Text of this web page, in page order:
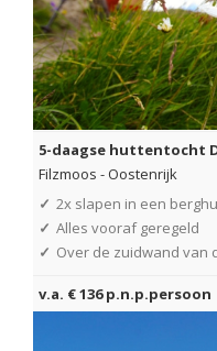
5-daagse huttentocht
Filzmoos -Oostenrijk
✓ 2x slapen in een
✓ Alles vooraf geregeld
✓ Over de zuidwand van
v.a. € 136 p.n.p.persoon